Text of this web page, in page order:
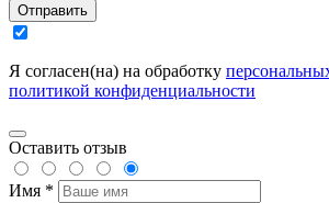
Отправить
Я согласен(на) на обработку
политикой конфиденциальности
Оставить отзыв
Имя *